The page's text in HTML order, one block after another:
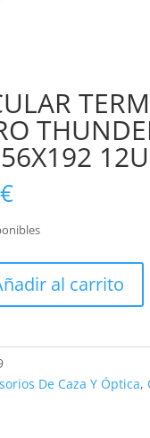
€
al carrito
De Caza Y Óptica,